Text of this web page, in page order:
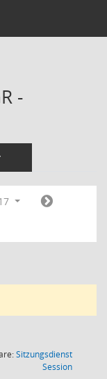
-
Sitzungsdienst
Session(Wird in